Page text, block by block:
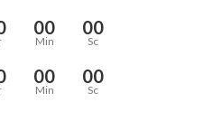
00
Min
00
Sc
00
Min
00
Sc